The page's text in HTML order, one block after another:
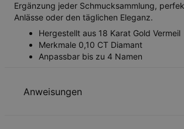
Ergänzung jeder Schmucksammlung,
Anlässe oder den täglichen Eleganz.
Hergestellt aus 18 Karat Gold Vermeil
Merkmale 0,10 CT Diamant
Anpassbar bis zu 4 Namen
Anweisungen